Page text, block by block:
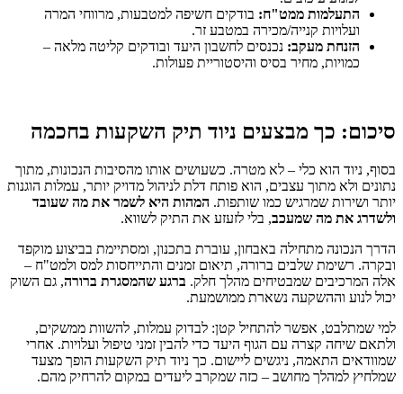
התעלמות ממט"ח: בודקים חשיפה למטבעות, מרווחי המרה
ועלויות קנייה/מכירה במטבע זר.
הזנחת מעקב: נכנסים לחשבון היעד ובודקים קליטה מלאה –
כמויות, מחיר בסיס והיסטוריית פעולות.
סיכום: כך מבצעים ניוד תיק השקעות בחכמה
בסוף, ניוד הוא כלי – לא מטרה. כשעושים אותו מהסיבות הנכונות, מתוך
נתונים ולא מתוך עצבים, הוא פותח דלת לניהול מדויק יותר, עמלות הוגנות
יותר ושירות שמרגיש כמו שותפות. המהות היא לשמר את מה שעובד
ולשדרג את מה שמעכב, בלי לזעזע את התיק לשווא.
הדרך הנכונה מתחילה באבחון, עוברת בתכנון, ומסתיימת בביצוע מוקפד
ובקרה. רשימת שלבים ברורה, תיאום זמנים והתייחסות למס ולמט"ח –
אלה המרכיבים שמבטיחים מהלך חלק. ברגע שהמסגרת ברורה, גם השוק
יכול לנוע וההשקעה נשארת ממושמעת.
למי שמתלבט, אפשר להתחיל קטן: לבדוק עמלות, להשוות ממשקים,
ולתאם שיחה קצרה עם הגוף היעד כדי להבין זמני טיפול ועלויות. אחרי
שמוודאים התאמה, ניגשים ליישום. כך ניוד תיק השקעות הופך מצעד
שמלחיץ למהלך מחושב – כזה שמקרב ליעדים במקום להרחיק מהם.